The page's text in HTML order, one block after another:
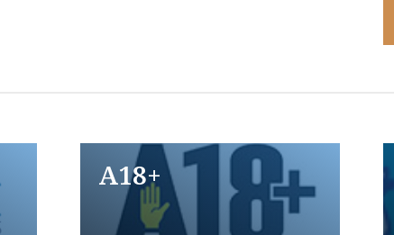
A18+